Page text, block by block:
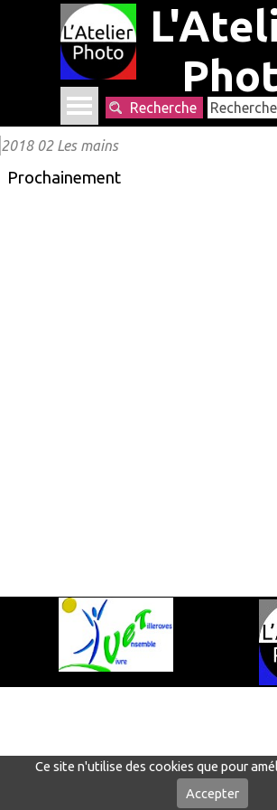
Recherche
2018 02 Les mains
Prochainement
Ce site n'utilise des cookies que pour
Accepter